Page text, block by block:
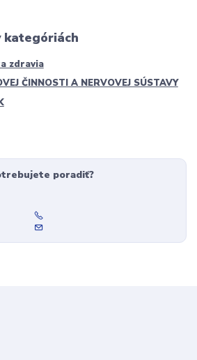
kategóriách
zdravia
ČINNOSTI A NERVOVEJ SÚSTAVY
poradiť?